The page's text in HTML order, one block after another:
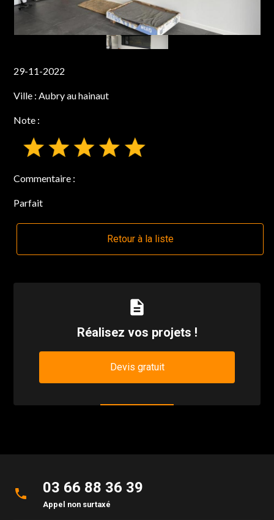
29-11-2022
Ville : Aubry au hainaut
Note :
Commentaire :
Parfait
Retour à la liste
description
Réalisez vos projets !
Devis gratuit
phone 03 66 88 36 39
Appel non surtaxé